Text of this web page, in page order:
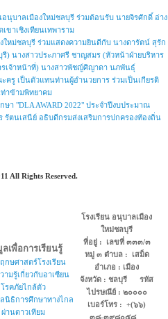
นุบาลเมืองใหม่ชลบุรี ร่วมต้อนรับ นายจิรศักดิ์ อ่าง
ขาเชิงเทียนเทพาราม
ใหม่ชลบุรี ร่วมแสดงความยินดีกับ นางดารัตน์ สุรัก
) นางสาวประภาศรี ชาญสมร (หัวหน้าฝ่ายบริหาร
เจ้าหน้าที่) นางสาวพัชญ์ศิญาดา นภพันธุ์
ครู เป็นตัวแทนท่านผู้อำนวยการ ร่วมเป็นเกียรติ
าข้ามพิทยาคม
า "DLA AWARD 2022" ประจำปีงบประมาณ
รัตนเสนีย์ อธิบดีกรมส่งเสริมการปกครองท้องถิ่น
All Rights Reserved.
เพื่อการเรียนรู้
กษศาสตร์โรงเรียน
ามรู้เกี่ยวกับอาเซียน
โรคภัยไกล้ตัว
นิธิการศึกษาทางไกล
ผ่านดาวเทียม
โรงเรียน อนุบาลเมือง
ใหม่ชลบุรี
ที่อยู่ : เลขที่ ๓๓๓/๓
หมู่ ๓ ตำบล : เสม็ด
อำเภอ : เมือง
จังหวัด : ชลบุรี รหัส
ไปรษณีย์ : ๒๐๐๐๐
เบอร์โทร : +(๖๖)
๓๘-๓๙๘๐๕๘